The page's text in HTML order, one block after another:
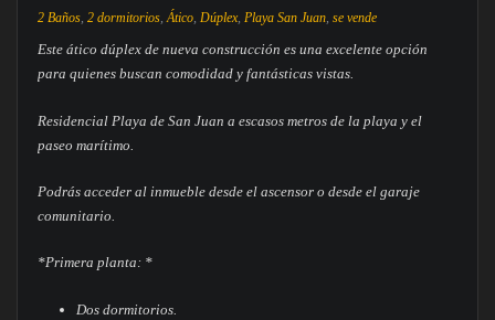
2 Baños, 2 dormitorios, Ático, Dúplex, Playa San Juan, se vende
Este ático dúplex de nueva construcción es una excelente opción
para quienes buscan comodidad y fantásticas vistas.
Residencial Playa de San Juan a escasos metros de la playa y el
paseo marítimo.
Podrás acceder al inmueble desde el ascensor o desde el garaje
comunitario.
*Primera planta: *
Dos dormitorios.